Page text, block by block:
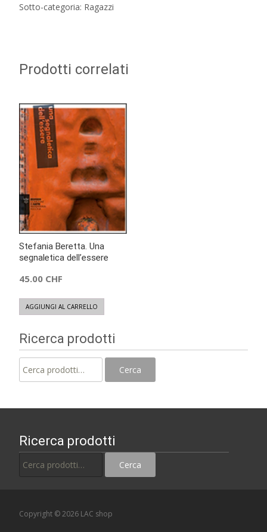
Sotto-categoria: Ragazzi
Prodotti correlati
Stefania Beretta. Una
segnaletica dell’essere
45.00 CHF
AGGIUNGI AL CARRELLO
Ricerca prodotti
Cerca
Ricerca prodotti
Cerca
Copyright © 2026 LAC shop